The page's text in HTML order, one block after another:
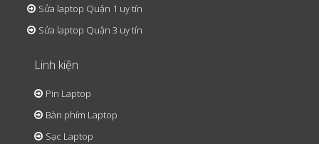
Sửa laptop Quận 1 uy tín
Sửa laptop Quận 3 uy tín
Linh kiện
Pin Laptop
Bàn phím Laptop
Sạc Laptop